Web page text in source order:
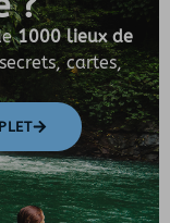
1000 lieux de
cartes,